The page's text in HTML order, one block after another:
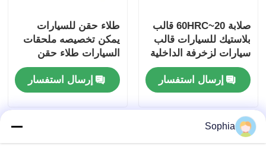
صياغة الحقن الطبية
طلاء حقن متعدد التجاويف
صناعة الصقيع بالحقن في درجة حرارة عالية
صلابة 20~60HRC قالب
بلاستيك للسيارات قالب
سيارات لزخرفة الداخلية
إرسال استفسار
طلاء حقن للسيارات
يمكن تخصيصه ملحقات
السيارات طلاء حقن
بلاستيكي
إرسال استفسار
Sophia